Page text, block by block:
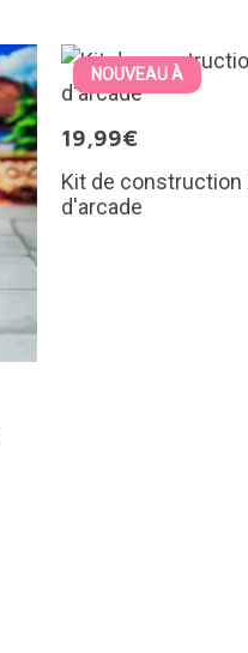
NOUVEAU À
19,99€
Kit de construction
d'arcade